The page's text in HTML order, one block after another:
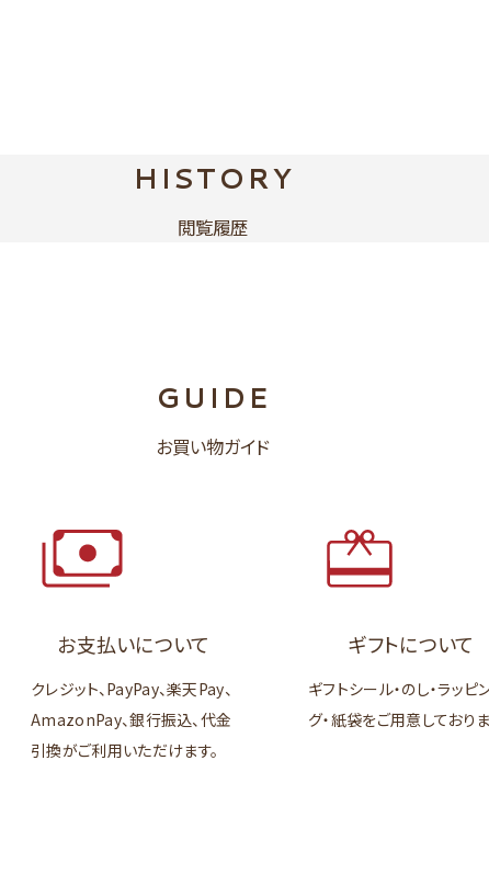
HISTORY
閲覧履歴
GUIDE
お買い物ガイド
お支払いについて
クレジット、PayPay、楽天Pay、
AmazonPay、銀行振込、代金
引換がご利用いただけます。
ギフトについて
ギフトシール・のし・ラッピ
グ・紙袋をご用意しておりま